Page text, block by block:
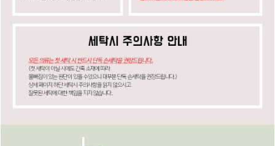
PAYCO 바로